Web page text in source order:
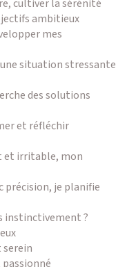
cultiver la sérénité
ambitieux
mes
situation stressante
des solutions
et réfléchir
et irritable, mon
précision, je planifie
instinctivement ?
serein